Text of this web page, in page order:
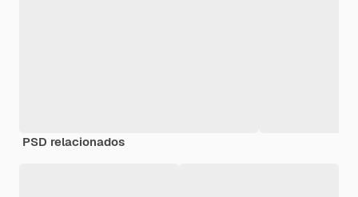
PSD relacionados